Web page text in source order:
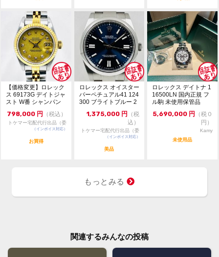
【価格変更】ロレック
ス 69173G デイトジャ
スト W番 シャンパン
ゴールド 中...
798,000 円 （税込）
トケマー宅配代行出品（委
託販売）
（インボイス対応）
お買得
ロレックス オイスター
パーペチュアル41 124
300 ブライトブルー 2
1,375,000 円
（税
込）
トケマー宅配代行出品（委
託販売）
（インボイス対応）
美品
ロレックス デイトナ 1
16500LN 国内正規 フ
ル駒 未使用保管品
5,690,000 円
（税０
円）
Kamy
未使用品
もっとみる
関連するみんなの投稿